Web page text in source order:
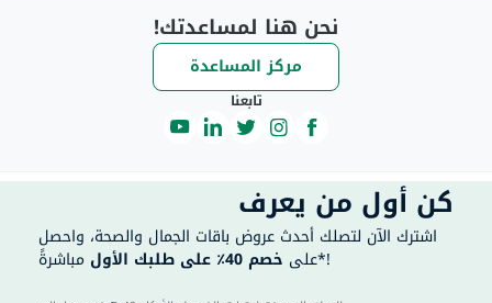
نحن هنا لمساعدتك!
مركز المساعدة
تابعنا
كن أول من يعرف
اشترك الآن لتصلك أحدث عروض باقات الجمال والصحة، واحصل
على خصم 40٪ على طلبك الأول مباشرةً*!